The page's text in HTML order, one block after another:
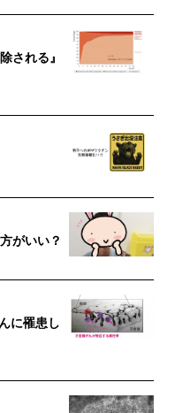
される』
がいい？
に罹患し